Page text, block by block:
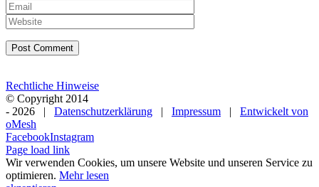
Rechtliche Hinweise
© Copyright 2014
- 2026 | Datenschutzerklärung | Impressum | Entwickelt von
oMesh
FacebookInstagram
Page load link
Wir verwenden Cookies, um unsere Website und unseren Service zu
optimieren. Mehr lesen